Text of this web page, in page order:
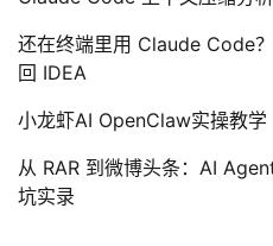
还在终端里用 Claude Code
回 IDEA
小龙虾AI OpenClaw实操教
从 RAR 到微博头条：AI
坑实录